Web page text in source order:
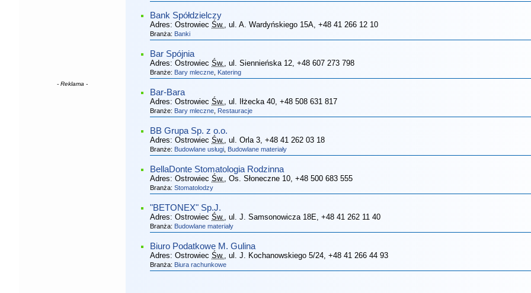
- Reklama -
Bank Spółdzielczy
Adres: Ostrowiec Św., ul. A. Wardyńskiego 15A, +48 41 266 12 10
Branża: Banki
Bar Spójnia
Adres: Ostrowiec Św., ul. Siennieńska 12, +48 607 273 798
Branże: Bary mleczne Katering
Bar-Bara
Adres: Ostrowiec Św., ul. Iłżecka 40, +48 508 631 817
Branże: Bary mleczne Restauracje
BB Grupa Sp. z o.o.
Adres: Ostrowiec Św., ul. Orla 3, +48 41 262 03 18
Branże: Budowlane usługi Budowlane materiały
BellaDonte Stomatologia Rodzinna
Adres: Ostrowiec Św., Os. Słoneczne 10, +48 500 683 555
Branża: Stomatolodzy
"BETONEX" Sp.J.
Adres: Ostrowiec Św., ul. J. Samsonowicza 18E, +48 41 262 11 40
Branża: Budowlane materiały
Biuro Podatkowe M. Gulina
Adres: Ostrowiec Św., ul. J. Kochanowskiego 5/24, +48 41 266 44 93
Branża: Biura rachunkowe